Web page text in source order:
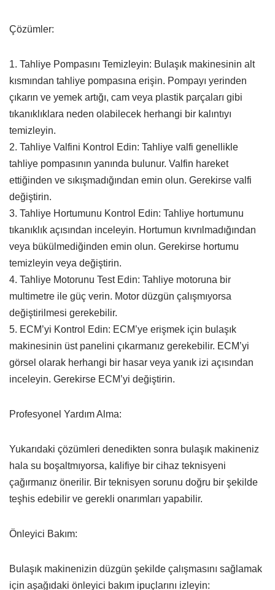
Çözümler:
1. Tahliye Pompasını Temizleyin: Bulaşık makinesinin alt
kısmından tahliye pompasına erişin. Pompayı yerinden
çıkarın ve yemek artığı, cam veya plastik parçaları gibi
tıkanıklıklara neden olabilecek herhangi bir kalıntıyı
temizleyin.
2. Tahliye Valfini Kontrol Edin: Tahliye valfi genellikle
tahliye pompasının yanında bulunur. Valfin hareket
ettiğinden ve sıkışmadığından emin olun. Gerekirse valfi
değiştirin.
3. Tahliye Hortumunu Kontrol Edin: Tahliye hortumunu
tıkanıklık açısından inceleyin. Hortumun kıvrılmadığından
veya bükülmediğinden emin olun. Gerekirse hortumu
temizleyin veya değiştirin.
4. Tahliye Motorunu Test Edin: Tahliye motoruna bir
multimetre ile güç verin. Motor düzgün çalışmıyorsa
değiştirilmesi gerekebilir.
5. ECM’yi Kontrol Edin: ECM’ye erişmek için bulaşık
makinesinin üst panelini çıkarmanız gerekebilir. ECM’yi
görsel olarak herhangi bir hasar veya yanık izi açısından
inceleyin. Gerekirse ECM’yi değiştirin.
Profesyonel Yardım Alma:
Yukarıdaki çözümleri denedikten sonra bulaşık makineniz
hala su boşaltmıyorsa, kalifiye bir cihaz teknisyeni
çağırmanız önerilir. Bir teknisyen sorunu doğru bir şekilde
teşhis edebilir ve gerekli onarımları yapabilir.
Önleyici Bakım:
Bulaşık makinenizin düzgün şekilde çalışmasını sağlamak
için aşağıdaki önleyici bakım ipuçlarını izleyin: